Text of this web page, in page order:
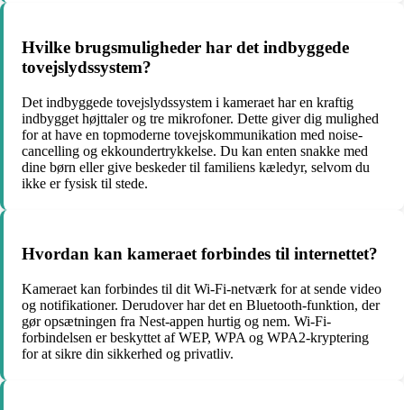
Hvilke brugsmuligheder har det indbyggede
tovejslydssystem?
Det indbyggede tovejslydssystem i kameraet har en kraftig
indbygget højttaler og tre mikrofoner. Dette giver dig mulighed
for at have en topmoderne tovejskommunikation med noise-
cancelling og ekkoundertrykkelse. Du kan enten snakke med
dine børn eller give beskeder til familiens kæledyr, selvom du
ikke er fysisk til stede.
Hvordan kan kameraet forbindes til internettet?
Kameraet kan forbindes til dit Wi-Fi-netværk for at sende video
og notifikationer. Derudover har det en Bluetooth-funktion, der
gør opsætningen fra Nest-appen hurtig og nem. Wi-Fi-
forbindelsen er beskyttet af WEP, WPA og WPA2-kryptering
for at sikre din sikkerhed og privatliv.